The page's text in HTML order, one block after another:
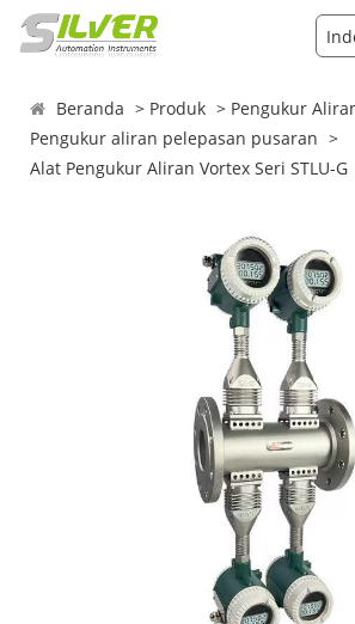
Beranda Produk
Pengukur
Pengukur aliran pelepasan pusaran
Alat Pengukur Aliran Vortex Seri STLU-G